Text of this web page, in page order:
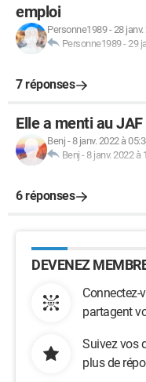
emploi
Personne1989-28
Personne1989-29
7 réponses
Elle a menti au
Benj -8 janv. 2022 à
Benj - 8 janv. 2022 à
6 réponses
DEVENEZ
Connectez-
partagent
Suivez vos
plus de